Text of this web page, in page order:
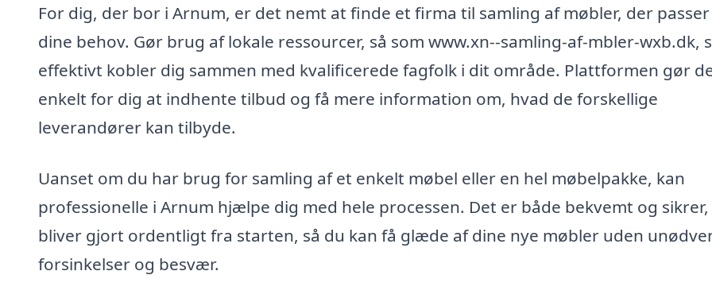
For dig, der bor i Arnum, er det nemt at finde et firma til samling af møbler, der
dine behov. Gør brug af lokale ressourcer, så som www.xn--samling-af-mbler-wxb.dk,
effektivt kobler dig sammen med kvalificerede fagfolk i dit område. Plattformen gør
enkelt for dig at indhente tilbud og få mere information om, hvad de forskellige
leverandører kan tilbyde.
Uanset om du har brug for samling af et enkelt møbel eller en hel møbelpakke, kan
professionelle i Arnum hjælpe dig med hele processen. Det er både bekvemt og
bliver gjort ordentligt fra starten, så du kan få glæde af dine nye møbler uden
forsinkelser og besvær.